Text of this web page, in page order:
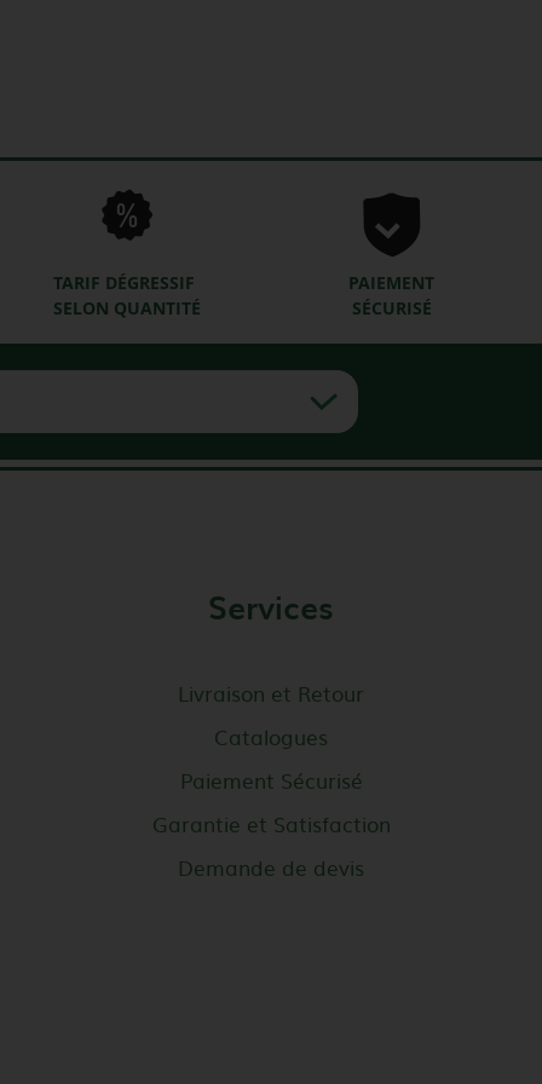
TARIF DÉGRESSIF
SELON QUANTITÉ
PAIEMENT
SÉCURISÉ
Services
Livraison et Retour
Catalogues
Paiement Sécurisé
Garantie et Satisfaction
Demande de devis